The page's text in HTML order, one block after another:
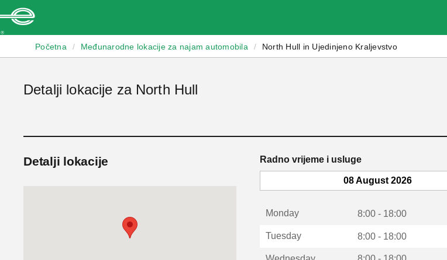
Početna / Međunarodne lokacije za najam automobila / North Hull in Ujedinjeno Kraljevstvo
Detalji lokacije za North Hull
Detalji lokacije Radno vrijeme i usluge
08 August 2026
Monday 8:00 - 18:00
Tuesday 8:00 - 18:00